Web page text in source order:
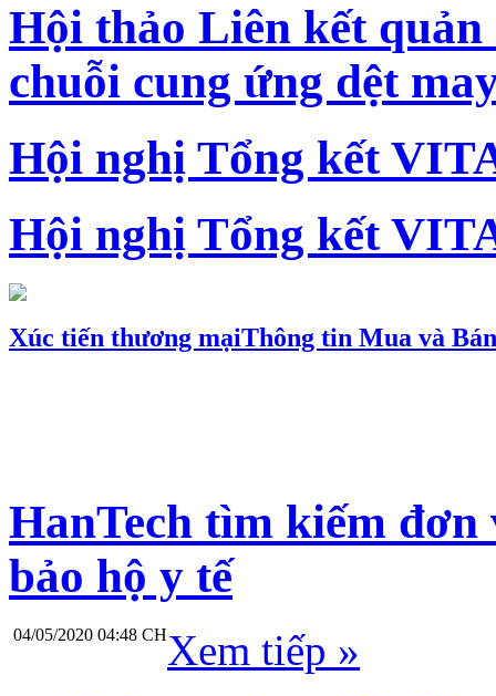
Hội thảo Liên kết
chuỗi cung ứng dệt
Hội nghị Tổng kết
Hội nghị Tổng kết
Xúc tiến thương mạiThông tin Mua và Bán
HanTech tìm kiếm đơn
bảo hộ y tế
04/05/2020 04:48 CHXem tiếp »